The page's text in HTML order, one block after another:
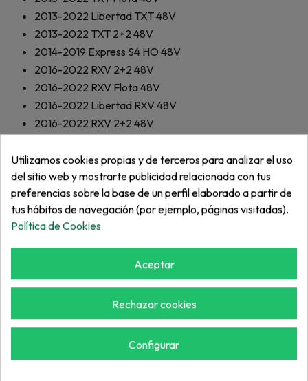
2013-2022 Libertad TXT 48V
2013-2022 TXT 2+2 48V
2014-2019 Express S4 HO 48V
2016-2022 RXV 2+2 48V
2016-2022 RXV Flota 48V
2016-2022 Libertad RXV 48V
2016-2022 RXV 2+2 48V
2017-2021Libertad RXV ELiTE Litio
2017-2021TXT Flota ELiTE Litio
2017-2021Libertad TXT ELiTE Litio
2017-2021TXT 2+2 ELiTE Litio
2019-2020TXT Flota EFI
2019-2020Libertad TXT EFI
TXT 2+2 EFI
2019-2020Valor EFI
Express S4 EFI
2019-2021Express L6 EFI
Express S6 EFI
Libertad TXT 72V
Utilizamos cookies propias y de terceros para analizar el uso
del sitio web y mostrarte publicidad relacionada con tus
preferencias sobre la base de un perfil elaborado a partir de
tus hábitos de navegación (por ejemplo, páginas visitadas).
Política de Cookies
Aceptar
Rechazar cookies
Configurar